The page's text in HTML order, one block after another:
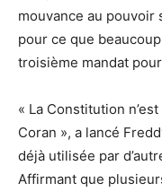
mouvance au
pour ce que
troisième mandat
« La Constitution
Coran », a lancé
déjà utilisée par
Affirmant que